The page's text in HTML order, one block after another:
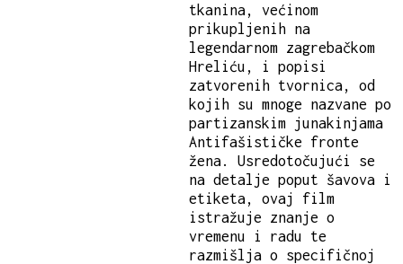
tkanina, većinom
prikupljenih na
legendarnom zagrebačkom
Hreliću, i popisi
zatvorenih tvornica, od
kojih su mnoge nazvane po
partizanskim junakinjama
Antifašističke fronte
žena. Usredotočujući se
na detalje poput šavova i
etiketa, ovaj film
istražuje znanje o
vremenu i radu te
razmišlja o specifičnoj